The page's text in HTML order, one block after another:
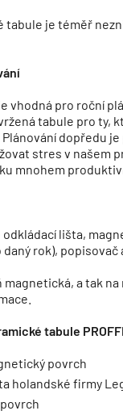
tabule je téměř
vhodná pro roční
tabule pro ty,
dopředu
stres v našem
mnohem
odkládací lišta,
rok), popisovač
magnetická, a tak
tabule
povrch
holandské firmy